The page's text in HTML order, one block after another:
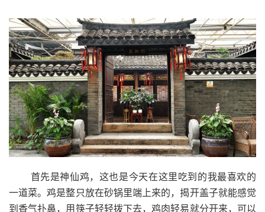
首先是神仙鸡，这也是今天在这里吃到的我最喜欢的
一道菜。鸡是整只放在砂锅里端上来的，揭开盖子就能感觉
到香气扑鼻，用筷子轻轻拨下去，鸡肉轻易就分开来，可以